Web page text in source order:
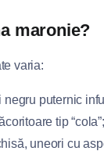
maronie?
varia:
puternic
tip “cola”;
uneori cu